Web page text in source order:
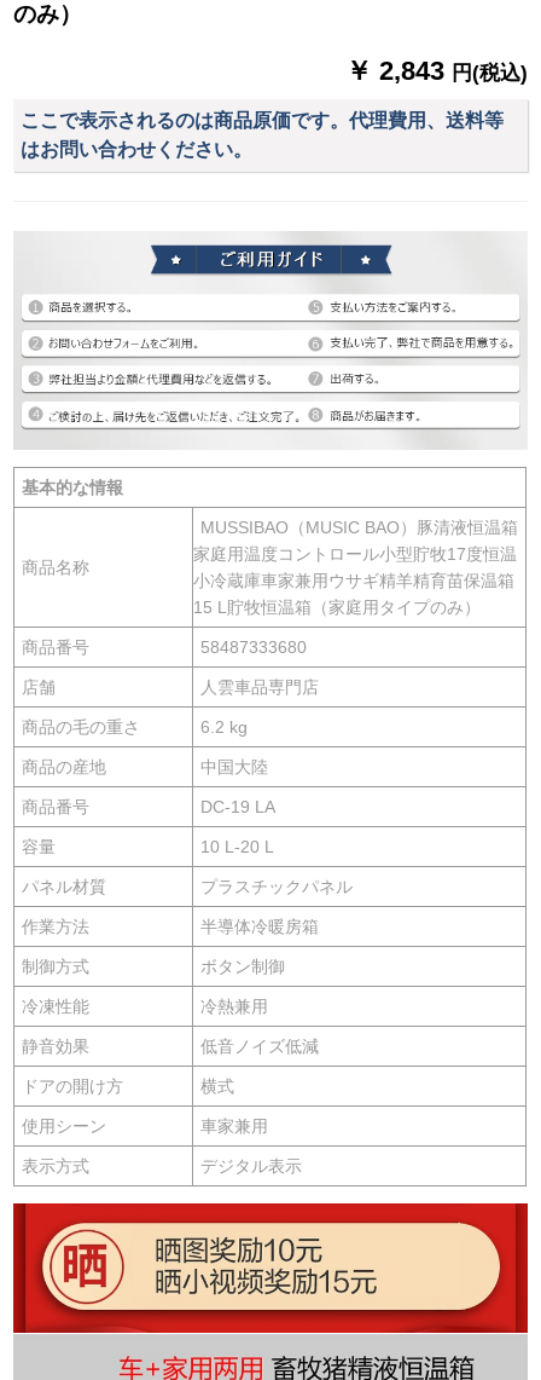
のみ）
￥ 2,843 円(税込)
ここで表示されるのは商品原価です。代理費用、送料等
はお問い合わせください。
基本的な情報
商品名称
MUSSIBAO（MUSIC BAO）豚清液恒温箱
家庭用温度コントロール小型貯牧17度恒温
小冷蔵庫車家兼用ウサギ精羊精育苗保温箱
15 L貯牧恒温箱（家庭用タイプのみ）
商品番号 58487333680
店舗 人雲車品専門店
商品の毛の重さ 6.2 kg
商品の産地 中国大陸
商品番号 DC-19 LA
容量 10 L-20 L
パネル材質 プラスチックパネル
作業方法 半導体冷暖房箱
制御方式 ボタン制御
冷凍性能 冷熱兼用
静音効果 低音ノイズ低減
ドアの開け方 横式
使用シーン 車家兼用
表示方式 デジタル表示